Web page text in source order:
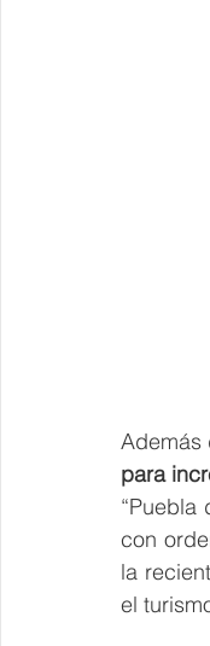
Además
para
“Puebla
con
la
el